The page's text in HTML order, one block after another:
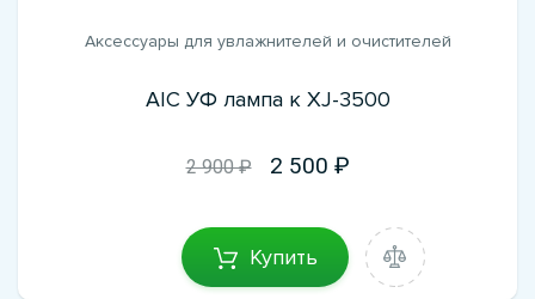
Аксессуары для увлажнителей и очистителей
AIC УФ лампа к XJ-3500
2 900 ₽ 2 500
Купить